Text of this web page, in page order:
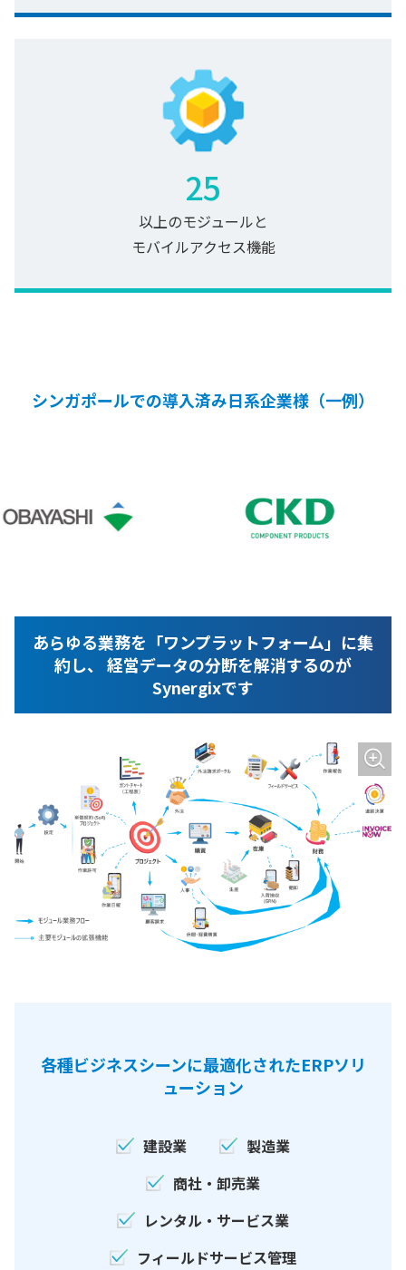
25
以上のモジュールと
モバイルアクセス機能
シンガポールでの導入済み日系企業様（一例）
あらゆる業務を「ワンプラットフォーム」に集
約し、
経営データの分断を解消するのが
Synergixです
各種ビジネスシーンに最適化されたERPソリ
ューション
建設業
製造業
商社・卸売業
レンタル・サービス業
フィールドサービス管理